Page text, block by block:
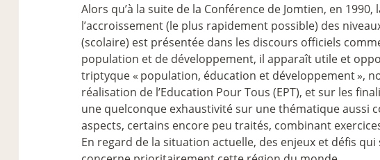
Alors qu’à la suite de la Conférence de Jomtien, en
l’accroissement (le plus rapidement possible) des
(scolaire) est présentée dans les discours officiels
population et de développement, il apparaît utile et
triptyque « population, éducation et développement»,
réalisation de l’Education Pour Tous (EPT), et sur les
une quelconque exhaustivité sur une thématique aussi
aspects, certains encore peu traités, combinant
En regard de la situation actuelle, des enjeux et défis